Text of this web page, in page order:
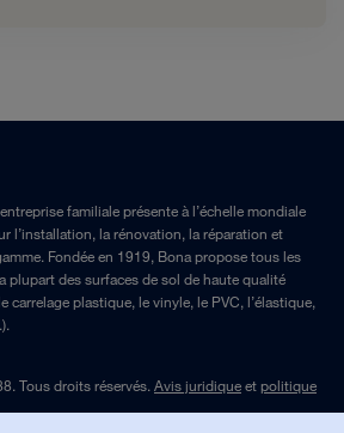
familiale présente à l’échelle mondiale
l’installation, la rénovation, la réparation et
Fondée en 1919, Bona propose tous les
plupart des surfaces de sol de haute qualité
carrelage plastique, le vinyle, le PVC, l’élastique,
Tous droits réservés. Avis juridiqueetpolitique